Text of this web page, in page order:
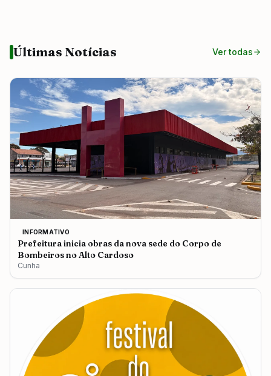
Últimas Notícias Ver todas
INFORMATIVO
Prefeitura inicia obras da nova sede do Corpo de
Bombeiros no Alto Cardoso
Cunha